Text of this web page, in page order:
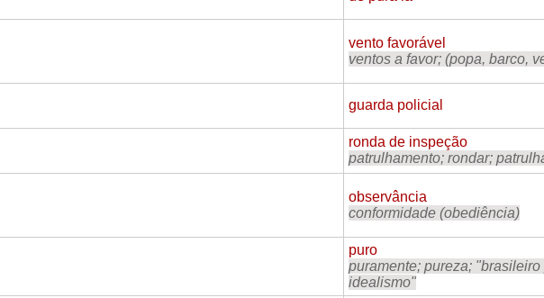
vento favorável
ventos a favor; (popa, barco,
guarda policial
ronda de inspeção
patrulhamento; rondar;
observância
conformidade (obediência)
puro
puramente; pureza;
idealismo"